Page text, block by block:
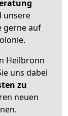
unsere
gerne auf
Heilbronn
uns dabei
zu
neuen